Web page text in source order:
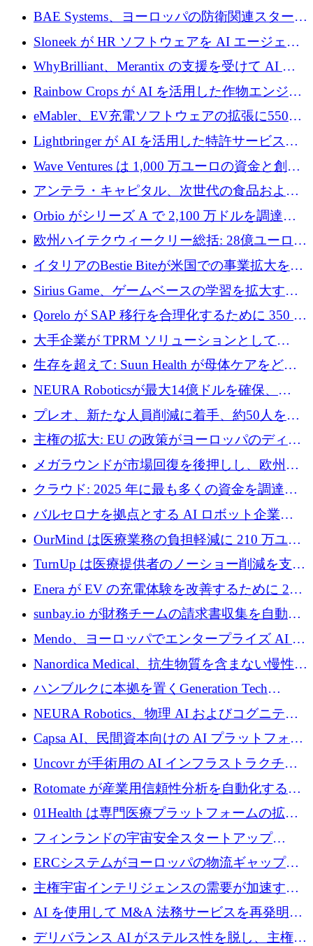
オを拡大するためにシリーズ A で 1,300 万ド
ルを調達
BAE Systems、ヨーロッパの防衛関連スタート
アップの規模拡大を支援するために 5,000 万
ユーロの支援を開始
Sloneek が HR ソフトウェアを AI エージェン
トに変えるために 600 万ドルを調達
WhyBrilliant、Merantix の支援を受けて AI 求
人マッチングを拡大するために 100 万ユーロ
Rainbow Crops が AI を活用した作物エンジニ
アリングを拡張するために 970 万ユーロを調
eMabler、EV充電ソフトウェアの拡張に550万
ユーロを確保
Lightbringer が AI を活用した特許サービスを
拡大するために 1,000 万ドルを調達
Wave Ventures は 1,000 万ユーロの資金と創設
者補助金で 10 周年を迎える
アンテラ・キャピタル、次世代の食品および
アグリテクノロジーのイノベーションを支援
するファンド III の初回クローズ額が 1 億ドル
に到達
Orbio がシリーズ A で 2,100 万ドルを調達、
AI 労働力管理を世界の最前線の労働者に提供
欧州ハイテクウィークリー総括: 28億ユーロの
取引と5月のハイライト
イタリアのBestie Biteが米国での事業拡大を加
速するために150万ユーロを調達
Sirius Game、ゲームベースの学習を拡大する
ために 130 万ユーロの資金調達を完了
Qorelo が SAP 移行を合理化するために 350 万
ドルを調達
大手企業が TPRM ソリューションとして
Vanta を選択する理由
生存を超えて: Suun Health が母体ケアをどの
ように再考しているか
NEURA Roboticsが最大14億ドルを確保、
Bending Spoonsが米国IPOを申請、英国首相が
4億ポンドのチップ計画を発表
プレオ、新たな人員削減に着手、約50人を解
雇
主権の拡大: EU の政策がヨーロッパのディー
プテック戦略をどのように再構築しているか
メガラウンドが市場回復を後押しし、欧州の
ハイテク資金調達は5月に105億ユーロに回復
クラウド: 2025 年に最も多くの資金を調達し
た 10 社
バルセロナを拠点とする AI ロボット企業
Theker が 8,500 万ドルを調達
OurMind は医療業務の負担軽減に 210 万ユー
ロを寄付
TurnUp は医療提供者のノーショー削減を支援
するために 200 万ユーロを調達
Enera が EV の充電体験を改善するために 200
万ドルを調達
sunbay.io が財務チームの請求書収集を自動化
するために 55 万ユーロを調達
Mendo、ヨーロッパでエンタープライズ AI 導
入を拡大するために 1,200 万ユーロを確保
Nanordica Medical、抗生物質を含まない慢性創
傷治療薬を市場に投入するために 160 万ユー
ロを調達
ハンブルクに本拠を置くGeneration Tech
Partnersが5,000万ユーロのAIロールアップファ
NEURA Robotics、物理 AI およびコグニティ
ブ ロボティクス プラットフォームを拡張する
ためにシリーズ C で最大 14 億ドルを確保
Capsa AI、民間資本向けの AI プラットフォー
ムを拡大するために 1,800 万ドルを調達
Uncovr が手術用の AI インフラストラクチャ
を構築するために 700 万ドルを調達
Rotomate が産業用信頼性分析を自動化するた
めに 210 万ユーロを調達
01Health は専門医療プラットフォームの拡大
に 1,500 万ドルを確保
フィンランドの宇宙安全スタートアップ
Aavuus が、スペースデブリ追跡に取り組むプ
レシード資金を獲得
ERCシステムがヨーロッパの物流ギャップを
埋めるために設計された重量物運搬用eVTOL
であるVictorを発表
主権宇宙インテリジェンスの需要が加速する
中、ICEYEは評価額100億ユーロ以上で4億
AI を使用して M&A 法務サービスを再発明す
るために 110 万ユーロを適切に確保
デリバランス AI がステルス性を脱し、主権の